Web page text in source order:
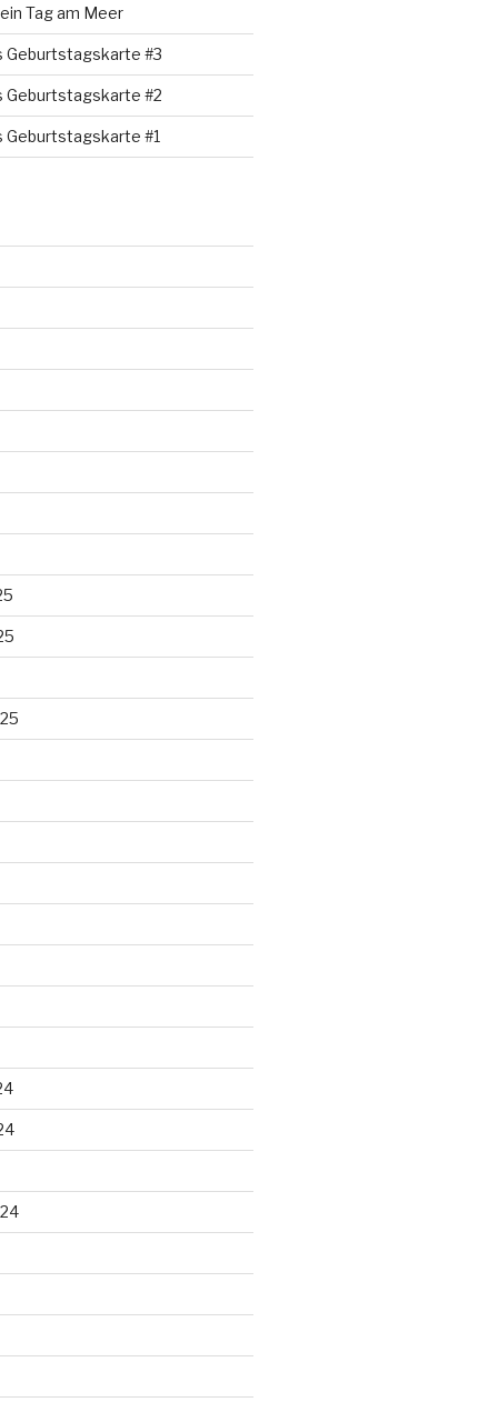
Tag am Meer
Geburtstagskarte #3
Geburtstagskarte #2
Geburtstagskarte #1